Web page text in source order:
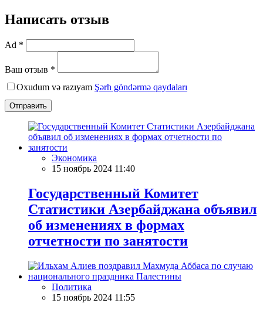
Написать отзыв
Ad *
Ваш отзыв *
Oxudum və razıyam Şərh göndərmə qaydaları
Отправить
Экономика
15 ноябрь 2024 11:40
Государственный Комитет
Статистики Азербайджана объявил
об изменениях в формах
отчетности по занятости
Политика
15 ноябрь 2024 11:55